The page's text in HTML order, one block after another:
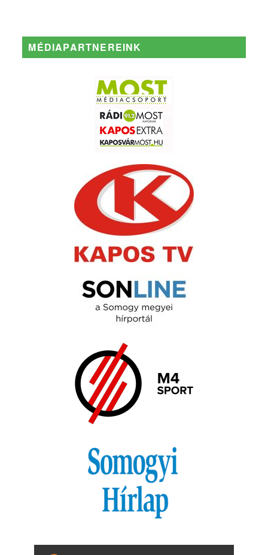
MÉDIAPARTNEREINK